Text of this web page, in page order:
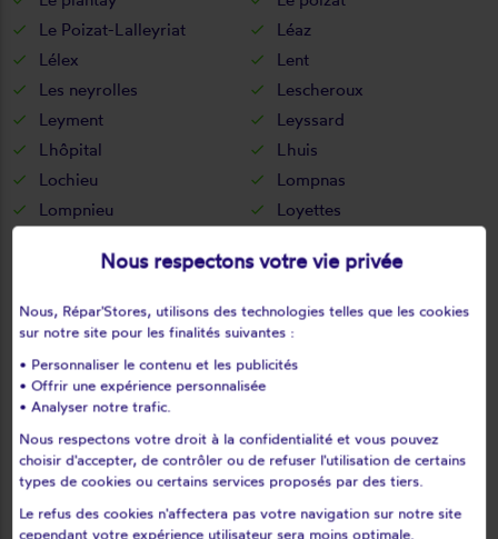
Le Poizat-Lalleyriat
Léaz
Lélex
Lent
Les neyrolles
Lescheroux
Leyment
Leyssard
Lhôpital
Lhuis
Lochieu
Lompnas
Lompnieu
Loyettes
L'abergement-de-varey
Magnieu
Mantenay-montlin
Manziat
Marboz
Marchamp
Marignieu
Marsonnas
Massieux
Massignieu-de-rives
Matafelon-granges
Meillonnas
Mérignat
Messimy-sur-saône
Nous respectons votre vie privée
Nous, Répar'Stores, utilisons des technologies telles que les cookies
sur notre site pour les finalités suivantes :
• Personnaliser le contenu et les publicités
• Offrir une expérience personnalisée
• Analyser notre trafic.
Nous respectons votre droit à la confidentialité et vous pouvez
choisir d'accepter, de contrôler ou de refuser l'utilisation de certains
types de cookies ou certains services proposés par des tiers.
Le refus des cookies n'affectera pas votre navigation sur notre site
cependant votre expérience utilisateur sera moins optimale.